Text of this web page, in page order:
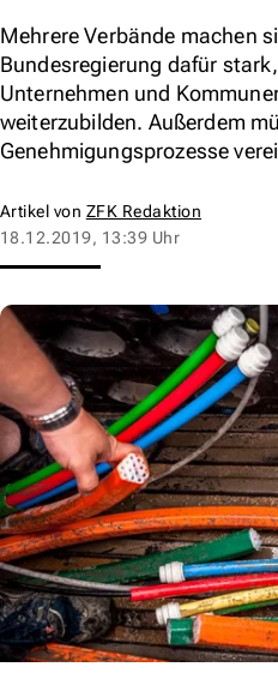
Mehrere Verbände machen
Bundesregierung dafür
Unternehmen und
weiterzubilden. Außerdem
Genehmigungsprozesse
Artikel von ZFK Redaktion
18.12.2019, 13:39 Uhr